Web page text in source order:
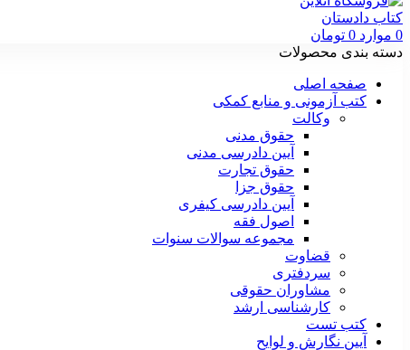
0 موارد 0 تومان
دسته بندی محصولات
صفحه اصلی
کتب آزمونی و منابع کمکی
وکالت
حقوق مدنی
آیین دادرسی مدنی
حقوق تجارت
حقوق جزا
آیین دادرسی کیفری
اصول فقه
مجموعه سوالات سنوات
قضاوت
سردفتری
مشاوران حقوقی
کارشناسی ارشد
کتب تست
آیین نگارش و لوایح